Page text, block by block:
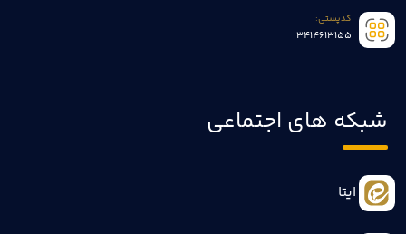
کدپستی:
3414613155
شبکه های اجتماعی
ایتا